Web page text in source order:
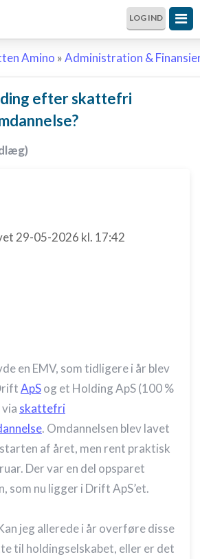
LOG IND
Amino »Administration &
efter skattefri
29-05-2026 kl. 17:42
en EMV, som tidligere i år blev
ApSog et Holding ApS (100 %
skattefri
. Omdannelsen blev lavet
af året, men rent praktisk
Der var en del opsparet
som nu ligger i Drift ApS’et.
jeg allerede i år overføre disse
til holdingselskabet, eller er det